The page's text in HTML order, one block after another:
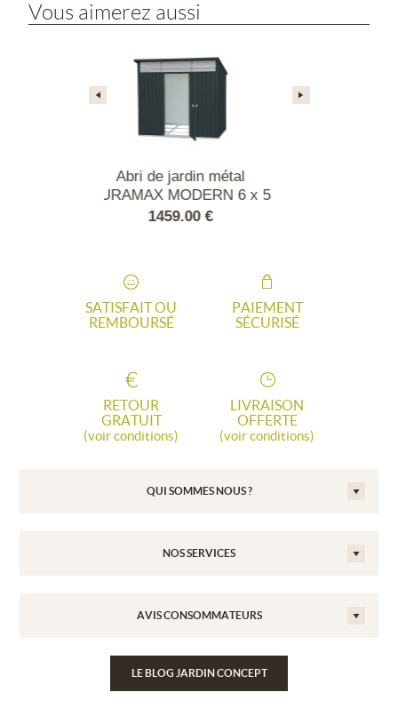
Vous aimerez aussi
MODERN 6 x 5
Abri de jardin Colossus
10x12
SATISFAIT OU
REMBOURSÉ
PAIEMENT
SÉCURISÉ
RETOUR
GRATUIT
(voir conditions)
LIVRAISON
OFFERTE
(voir conditions)
QUI SOMMES NOUS ?
NOS SERVICES
AVIS CONSOMMATEURS
LE BLOG JARDIN CONCEPT